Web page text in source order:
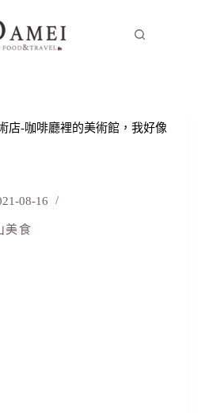
店-咖啡廳裡的美術館，我好像
08-16
美食